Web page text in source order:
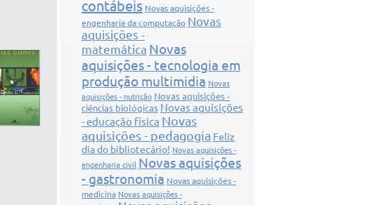
contábeis Novas aquisições -
engenharia da computação Novas
aquisições -
matemática Novas
aquisições - tecnologia em
produção multimidia Novas
aquisições - nutrição Novas aquisições -
ciências biológicas Novas aquisições
- educação física Novas
aquisições - pedagogia Feliz
dia do bibliotecário! Novas aquisições -
engenharia civil
Novas aquisições
- gastronomia Novas aquisições -
medicina Novas aquisições -